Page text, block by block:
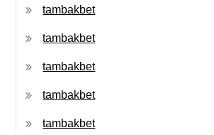
tambakbet
tambakbet
tambakbet
tambakbet
tambakbet